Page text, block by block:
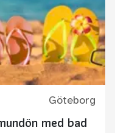
Göteborg
med bad